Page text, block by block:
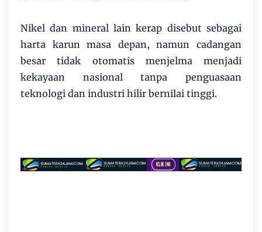
Nikel dan mineral lain kerap disebut sebagai
harta karun masa depan, namun cadangan
besar tidak otomatis menjelma menjadi
kekayaan nasional tanpa penguasaan
teknologi dan industri hilir bernilai tinggi.